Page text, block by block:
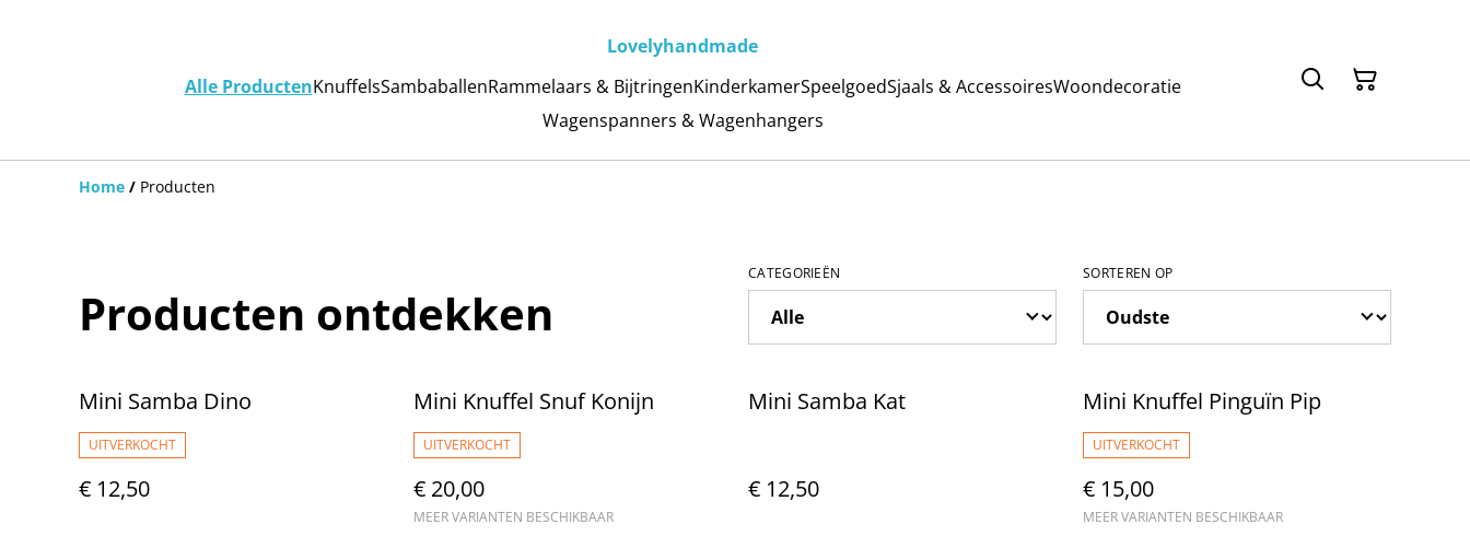
Lovelyhandmade
Alle ProductenKnuffelsSambaballenRammelaars & BijtringenKinderkamerSpeelgoedSjaals & AccessoiresWoondecoratie
Wagenspanners & Wagenhangers
Home / Producten
Producten ontdekken
CATEGORIEËN SORTEREN OP
Mini Samba Dino
UITVERKOCHT
€ 12,50
Mini Knuffel Snuf Konijn
UITVERKOCHT
€ 20,00
MEER VARIANTEN BESCHIKBAAR
Mini Samba Kat
€ 12,50
Mini Knuffel Pinguïn Pip
UITVERKOCHT
€ 15,00
MEER VARIANTEN BESCHIKBAAR